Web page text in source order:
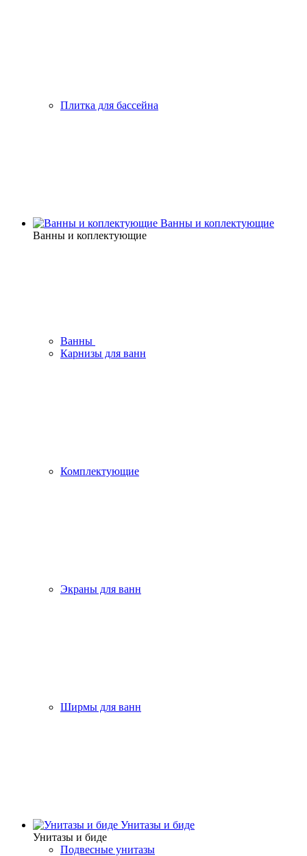
Плитка для бассейна
Ванны и коплектующие
Ванны и коплектующие
Ванны
Карнизы для ванн
Комплектующие
Экраны для ванн
Ширмы для ванн
Унитазы и биде
Унитазы и биде
Подвесные унитазы